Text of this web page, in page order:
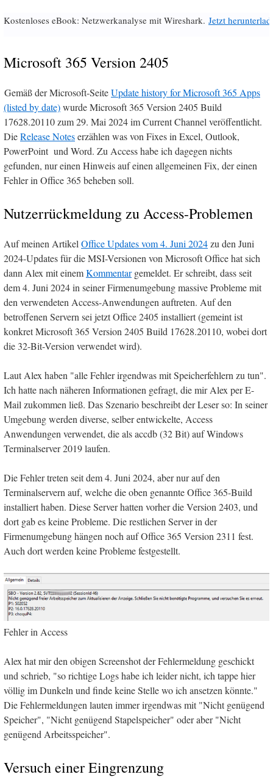
Kostenloses eBook: Netzwerkanalyse mit Wireshark. Jetzt
Microsoft 365 Version 2405
Gemäß der Microsoft-SeiteUpdate history for Microsoft 365 Apps
(listed by date)wurde Microsoft 365 Version 2405 Build
17628.20110 zum 29. Mai 2024 im Current Channel veröffentlicht.
DieRelease Noteserzählen was von Fixes in Excel, Outlook,
PowerPoint und Word. Zu Access habe ich dagegen nichts
gefunden, nur einen Hinweis auf einen allgemeinen Fix, der einen
Fehler in Office 365 beheben soll.
Nutzerrückmeldung zu Access-Problemen
Auf meinen ArtikelOffice Updates vom 4. Juni 2024zu den Juni
2024-Updates für die MSI-Versionen von Microsoft Office hat sich
dann Alex mit einemKommentargemeldet. Er schreibt, dass seit
dem 4. Juni 2024 in seiner Firmenumgebung massive Probleme mit
den verwendeten Access-Anwendungen auftreten. Auf den
betroffenen Servern sei jetzt Office 2405 installiert (gemeint ist
konkret Microsoft 365 Version 2405 Build 17628.20110, wobei dort
die 32-Bit-Version verwendet wird).
Laut Alex haben "alle Fehler irgendwas mit Speicherfehlern zu tun".
Ich hatte nach näheren Informationen gefragt, die mir Alex per E-
Mail zukommen ließ. Das Szenario beschreibt der Leser so: In seiner
Umgebung werden diverse, selber entwickelte, Access
Anwendungen verwendet, die als accdb (32 Bit) auf Windows
Terminalserver 2019 laufen.
Die Fehler treten seit dem 4. Juni 2024, aber nur auf den
Terminalservern auf, welche die oben genannte Office 365-Build
installiert haben. Diese Server hatten vorher die Version 2403, und
dort gab es keine Probleme. Die restlichen Server in der
Firmenumgebung hängen noch auf Office 365 Version 2311 fest.
Auch dort werden keine Probleme festgestellt.
Fehler in Access
Alex hat mir den obigen Screenshot der Fehlermeldung geschickt
und schrieb, "so richtige Logs habe ich leider nicht, ich tappe hier
völlig im Dunkeln und finde keine Stelle wo ich ansetzen könnte."
Die Fehlermeldungen lauten immer irgendwas mit "Nicht genügend
Speicher", "Nicht genügend Stapelspeicher" oder aber "Nicht
genügend Arbeitsspeicher".
Versuch einer Eingrenzung